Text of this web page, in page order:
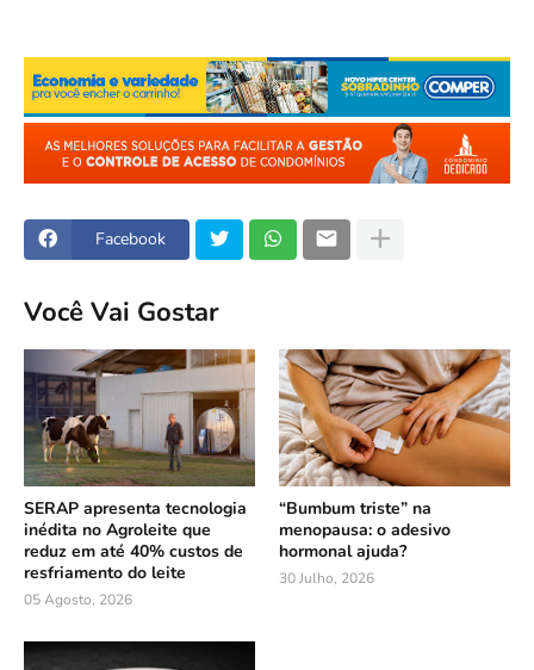
Facebook
Você Vai Gostar
SERAP apresenta tecnologia
inédita no Agroleite que
reduz em até 40% custos de
resfriamento do leite
05 Agosto, 2026
“Bumbum triste” na
menopausa: o adesivo
hormonal ajuda?
30 Julho, 2026